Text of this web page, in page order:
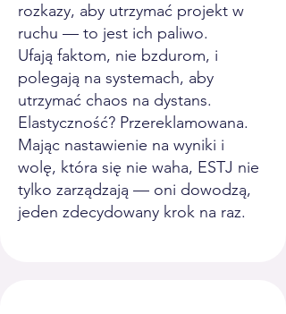
rozkazy, aby utrzymać projekt w
ruchu — to jest ich paliwo.
Ufają faktom, nie bzdurom, i
polegają na systemach, aby
utrzymać chaos na dystans.
Elastyczność? Przereklamowana.
Mając nastawienie na wyniki i
wolę, która się nie waha, ESTJ nie
tylko zarządzają — oni dowodzą,
jeden zdecydowany krok na raz.